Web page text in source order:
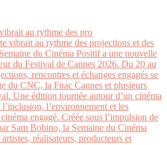
au rythme des pro